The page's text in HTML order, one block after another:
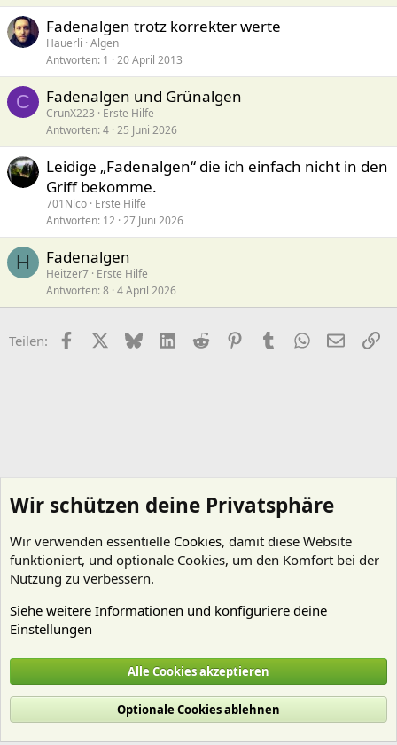
Fadenalgen trotz korrekter werte
Hauerli Algen
Antworten 1 20 April 2013
C Fadenalgen und Grünalgen
CrunX223
Erste Hilfe
Antworten 4 25 Juni 2026
Leidige „Fadenalgen“ die ich einfach nicht in den
Griff bekomme.
701Nico Erste Hilfe
Antworten 12 27 Juni 2026
H Fadenalgen
Heitzer7 Erste Hilfe
Antworten 8 4 April 2026
Teilen: FacebookX (Twitter)
BlueskyLinkedIn
Reddit PinterestTumblr WhatsApp
E-Mail
Cookies
Deutsch (Du)
Nutzungsbedingungen
Datenschutz Hilfe und Impressum
R
Wir schützen deine Privatsphäre
Wir verwenden essentielle Cookies, damit diese Website
funktioniert, und optionale Cookies, um den Komfort bei der
Nutzung zu verbessern.
Siehe weitere Informationen und konfiguriere deine
Einstellungen
Alle Cookies akzeptieren
Optionale Cookies ablehnen